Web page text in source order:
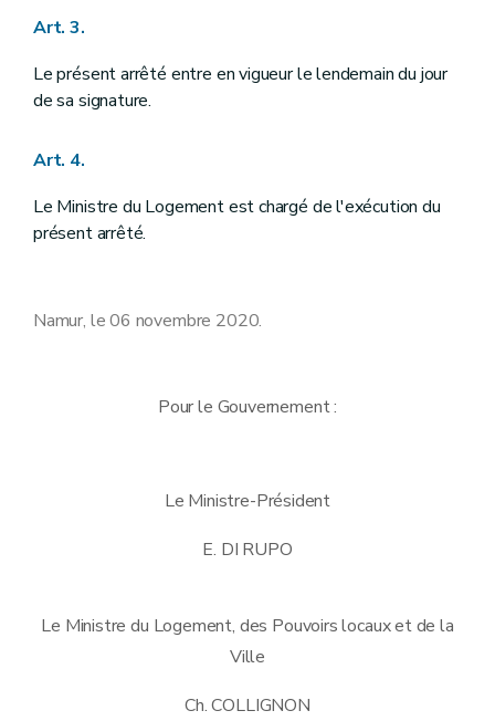
Art. 3.
Le présent arrêté entre en vigueur le lendemain du jour
de sa signature.
Art. 4.
Le Ministre du Logement est chargé de l'exécution du
présent arrêté.
Namur, le 06 novembre 2020.
Pour le Gouvernement :
Le Ministre-Président
E. DI RUPO
Le Ministre du Logement, des Pouvoirs locaux et de la
Ville
Ch. COLLIGNON